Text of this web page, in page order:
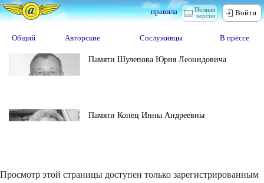
Полная
версия
правила Войти
Общий Авторские Сослуживцы В прессе
Памяти Шулепова Юрия Леонидовича
Памяти Копец Инны Андреевны
Просмотр этой страницы доступен только зарегистрированным